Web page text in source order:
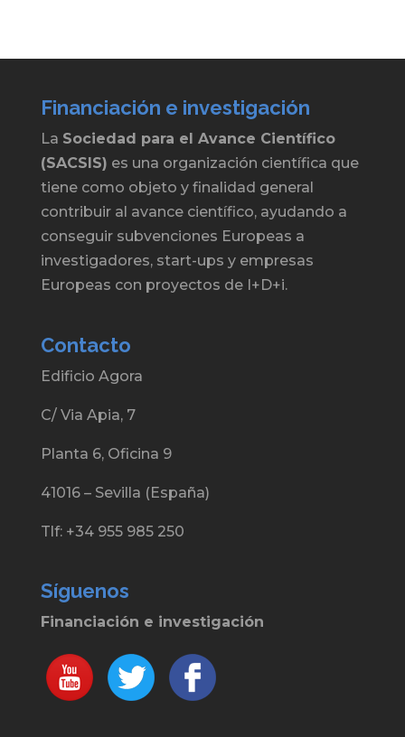
Financiación e investigación
La Sociedad para el Avance Científico
(SACSIS) es una organización científica que
tiene como objeto y finalidad general
contribuir al avance científico, ayudando a
conseguir subvenciones Europeas a
investigadores, start-ups y empresas
Europeas con proyectos de I+D+i.
Contacto
Edificio Agora
C/ Via Apia, 7
Planta 6, Oficina 9
41016 – Sevilla (España)
Tlf: +34 955 985 250
Síguenos
Financiación e investigación